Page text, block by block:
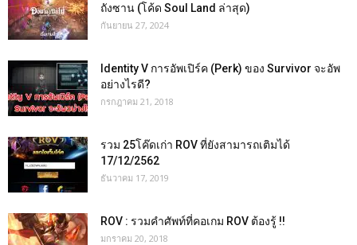
ถังซาน (โค้ด Soul Land ล่าสุด)
กันยายน 27, 2024
Identity V การอัพเปิร์ค (Perk) ของ Survivor จะอัพ
อย่างไรดี?
กรกฎาคม 21, 2018
รวม 25โค๊ดเก่า ROV ที่ยังสามารถเติมได้
17/12/2562
ธันวาคม 17, 2019
ROV : รวมคำศัพท์ที่คอเกม ROV ต้องรู้ !!
มกราคม 20, 2018